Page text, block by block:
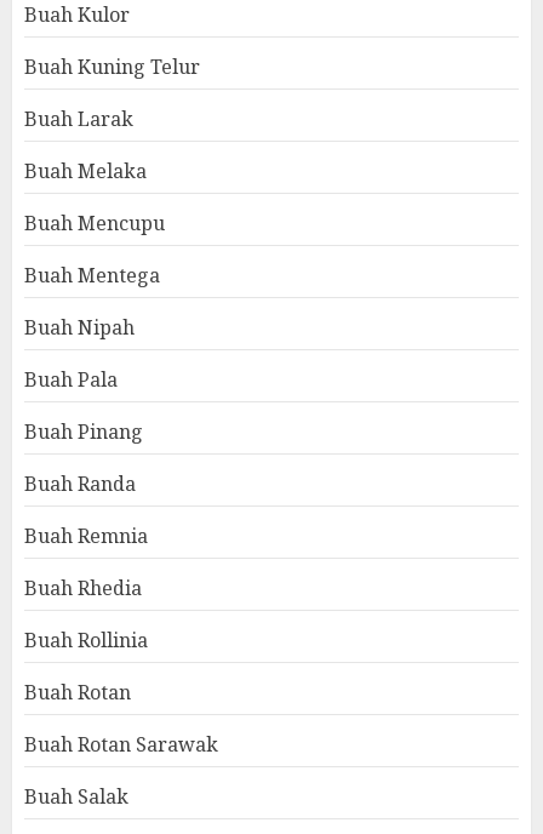
Buah Kulor
Buah Kuning Telur
Buah Larak
Buah Melaka
Buah Mencupu
Buah Mentega
Buah Nipah
Buah Pala
Buah Pinang
Buah Randa
Buah Remnia
Buah Rhedia
Buah Rollinia
Buah Rotan
Buah Rotan Sarawak
Buah Salak